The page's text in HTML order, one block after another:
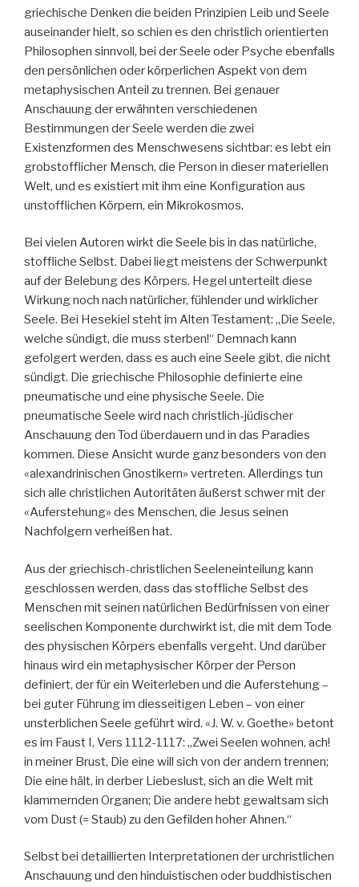
griechische Denken die beiden Prinzipien Leib und Seele
auseinander hielt, so schien es den christlich orientierten
Philosophen sinnvoll, bei der Seele oder Psyche ebenfalls
den persönlichen oder körperlichen Aspekt von dem
metaphysischen Anteil zu trennen. Bei genauer
Anschauung der erwähnten verschiedenen
Bestimmungen der Seele werden die zwei
Existenzformen des Menschwesens sichtbar: es lebt ein
grobstofflicher Mensch, die Person in dieser materiellen
Welt, und es existiert mit ihm eine Konfiguration aus
unstofflichen Körpern, ein Mikrokosmos.
Bei vielen Autoren wirkt die Seele bis in das natürliche,
stoffliche Selbst. Dabei liegt meistens der Schwerpunkt
auf der Belebung des Körpers. Hegel unterteilt diese
Wirkung noch nach natürlicher, fühlender und wirklicher
Seele. Bei Hesekiel steht im Alten Testament: „Die Seele,
welche sündigt, die muss sterben!“ Demnach kann
gefolgert werden, dass es auch eine Seele gibt, die nicht
sündigt. Die griechische Philosophie definierte eine
pneumatische und eine physische Seele. Die
pneumatische Seele wird nach christlich-jüdischer
Anschauung den Tod überdauern und in das Paradies
kommen. Diese Ansicht wurde ganz besonders von den
«alexandrinischen Gnostikern» vertreten. Allerdings tun
sich alle christlichen Autoritäten äußerst schwer mit der
«Auferstehung» des Menschen, die Jesus seinen
Nachfolgern verheißen hat.
Aus der griechisch-christlichen Seeleneinteilung kann
geschlossen werden, dass das stoffliche Selbst des
Menschen mit seinen natürlichen Bedürfnissen von einer
seelischen Komponente durchwirkt ist, die mit dem Tode
des physischen Körpers ebenfalls vergeht. Und darüber
hinaus wird ein metaphysischer Körper der Person
definiert, der für ein Weiterleben und die Auferstehung –
bei guter Führung im diesseitigen Leben – von einer
unsterblichen Seele geführt wird. «J. W. v. Goethe» betont
es im Faust I, Vers 1112-1117: „Zwei Seelen wohnen, ach!
in meiner Brust, Die eine will sich von der andern trennen;
Die eine hält, in derber Liebeslust, sich an die Welt mit
klammernden Organen; Die andere hebt gewaltsam sich
vom Dust (= Staub) zu den Gefilden hoher Ahnen.“
Selbst bei detaillierten Interpretationen der urchristlichen
Anschauung und den hinduistischen oder buddhistischen